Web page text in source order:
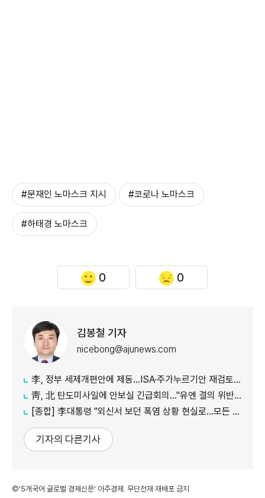
#문재인 노마스크 지시 #코로나 노마스크
#하태경 노마스크
0 0
김봉철 기자
nicebong@ajunews.com
李, 정부 세제개편안에 제동…ISA·주가누르기안 재검토 지시
靑, 北 탄도미사일에 안보실 긴급회의…"유엔 결의 위반, 즉각 중단 촉구"
[종합] 李대통령 "외신서 보던 폭염 상황 현실로…모든 행정력 총동원하라"
기자의 다른기사
©'5개국어 글로벌 경제신문' 아주경제. 무단전재·재배포 금지